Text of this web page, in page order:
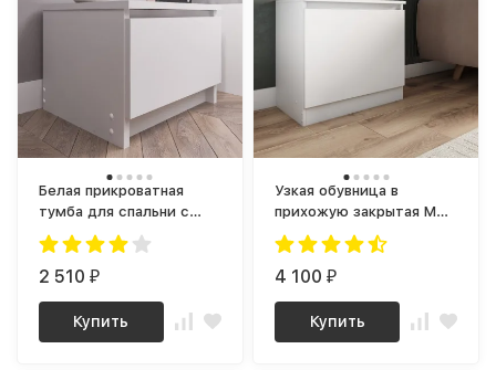
Белая прикроватная
тумба для спальни с
ящиком ТПМ 400.1
(МП/3) мори
2 510₽
Купить
Узкая обувница в
прихожую закрытая МПТ
600 (МП) недорого,
ЛДСП Белый МС Мори
4 100₽
Купить